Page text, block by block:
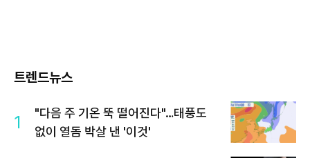
트렌드뉴스
1
"다음 주 기온 뚝 떨어진다"…태풍도
없이 열돔 박살 낸 '이것'